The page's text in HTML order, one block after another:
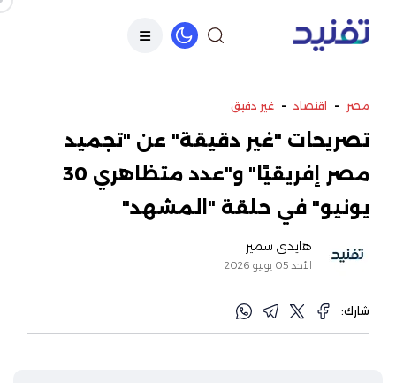
مصر - اقتصاد - غير دقيق
تصريحات "غير دقيقة" عن "تجميد
مصر إفريقيًا" و"عدد متظاهري 30
يونيو" في حلقة "المشهد"
هايدي سمير
الأحد 05 يوليو 2026
شارك: